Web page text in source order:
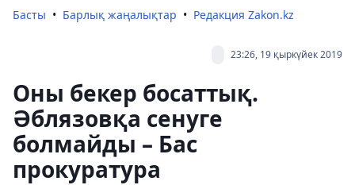
Басты Барлық жаңалықтар Редакция Zakon.kz
23:26, 19 қыркүйек 2019
Оны бекер босаттық.
Әблязовқа сенуге
болмайды – Бас
прокуратура